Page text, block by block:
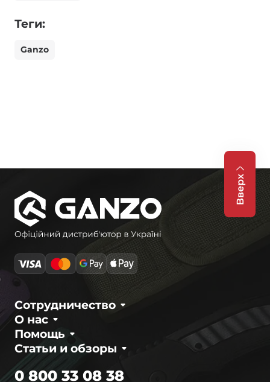
Теги:
Ganzo
Вверх
О нас
Сотрудничество
Статьи и обзоры
Помощь
0 800 33 08 38